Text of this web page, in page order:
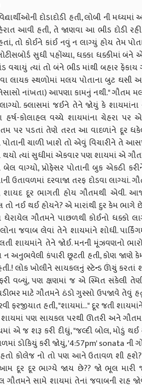
દોડાદોડી હતી, લોબી ની
આવી હતી, તે જાણવા આ ભીડ દોડી
તો કોઈને કાંઈ નવું ન લાગ્યું હોય તેમ
સુધી પહોંચ્યા, ધક્કા ધક્કીમાં
ત્યાં તો બંને ભીડ માંથી બહાર
લાયક સ્થળોમાં મલય પોતાના બુટ ઘસી
નાંખતા) આપણા કામનું નથી." ગૌતમ
ક્લાસમાં જઈને તેને જોયું કે
હર્ષ-કોલાહલ વચ્ચે શાયમાંના ચેહરા
પર પડતાં તેણે તરત આ વાદળાંને દૂર
પોતાની ચાળી ખાશે તો એવું વિચારીને તે
ત્યાં સુધીમાં એકવાર પણ શાયમાં એ
વાગ્યો, પ્રોફેસર પોતાની બુક એકઠી
ઉતાવળમાં દરવાજા તરફ દોડવા
દૂર ભાગતી હોય ગૌતમથી એવી.
તો નઈ થઈ હોયને? એ મારાંથી દુર કેમ ભાગે
ઘેરાયેલ ગૌતમને પાછળથી કોઈનો ધક્કો
જવાબ લેવાં તેને શાયમાંને શોધી.
શાયમાંને તેને જોઈ. મનની મૂંઝવણનો
ન અનુભવેલી કંપારી છૂટતી હતી, કોણ જાણે
લોક ખોલીને સાયકલનું સ્ટેન્ડ ઊંચું
વળ્યું, પણ ક્ષણમાં જ એ સ્મિત સંકેલી
માટે ગૌતમને ઠંડો ગુસ્સો ઉપજાવે તેવું
ફરજીયાત હતી, "શાયમાં..." દૂર જતી
શાયમાં પણ સાયકલ પરથી ઊતરી અને ગૌતમ
એ જ શરૂ કરી દીધું, "જલ્દી બોલ, મોડું
ડોકિયું કરી જોયું, '4:57pm' sonata ની
કોલેજ નો તો પણ આને ઉતાવળ શી
દૂર ભાગ્યે જાય છે?? જો ભૂલ મારી જ
ગૌતમને સામે શાયમાં તેનાં જવાબની રાહ